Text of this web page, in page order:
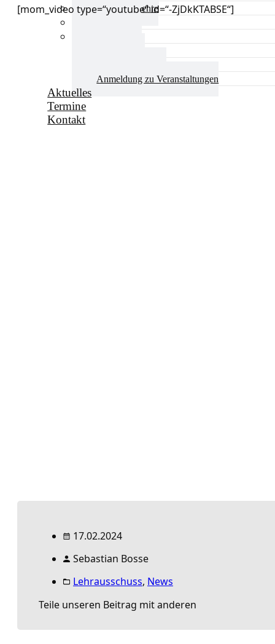
Aktuelles Lehre
Anmeldung zu Veranstaltungen
Aktuelles
Termine
Kontakt
[mom_video type=“youtube“ id=“-ZjDkKTABSE“]
17.02.2024
Sebastian Bosse
Lehrausschuss, News
Teile unseren Beitrag mit anderen